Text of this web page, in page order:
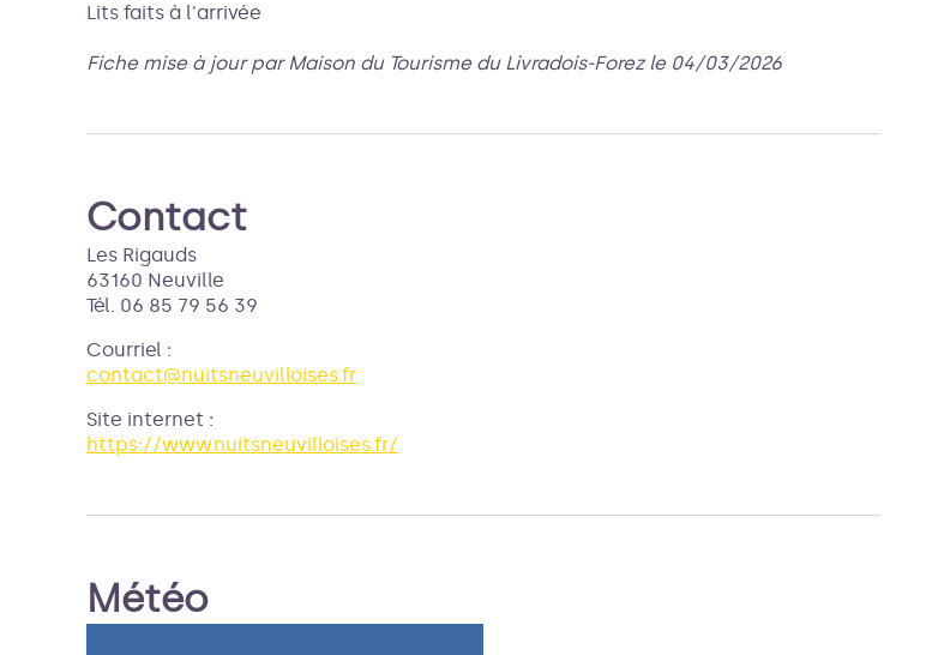
Lits faits à l'arrivée
Fiche mise à jour par Maison du Tourisme du Livradois-Forez le 04/03/2026
Contact
Les Rigauds
63160 Neuville
Tél. 06 85 79 56 39
Courriel :
contact@nuitsneuvilloises.fr
Site internet :
https://www.nuitsneuvilloises.fr/
Météo